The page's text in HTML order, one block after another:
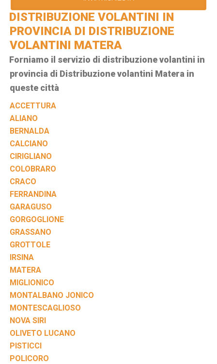
DISTRIBUZIONE VOLANTINI IN
PROVINCIA DI DISTRIBUZIONE
VOLANTINI MATERA
Forniamo il servizio di distribuzione volantini in
provincia di Distribuzione volantini Matera in
queste città
ACCETTURA
ALIANO
BERNALDA
CALCIANO
CIRIGLIANO
COLOBRARO
CRACO
FERRANDINA
GARAGUSO
GORGOGLIONE
GRASSANO
GROTTOLE
IRSINA
MATERA
MIGLIONICO
MONTALBANO JONICO
MONTESCAGLIOSO
NOVA SIRI
OLIVETO LUCANO
PISTICCI
POLICORO